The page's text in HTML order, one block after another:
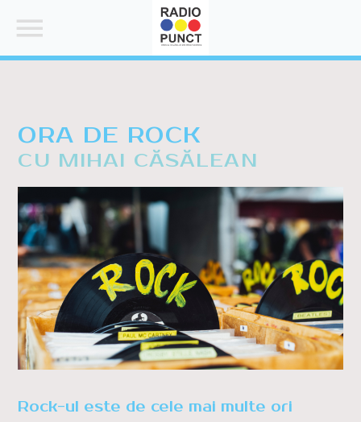
SEARCH IN THE WEBSITE:
SHARE THIS PAGE ON:
Facebook
Pinterest
Whatsapp
ORA DE ROCK
CU MIHAI CĂSĂLEAN
Rock-ul este de cele mai multe ori